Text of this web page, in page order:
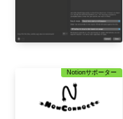
Notionサポーター